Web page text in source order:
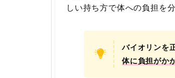
しい持ち方で体への負担を
バイオリンを
体に負担がか